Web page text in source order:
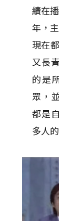
續在
年，
現在
又長
的是
眾，
都是
多人